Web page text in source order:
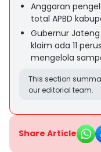
Anggaran
total APBD
Gubernur
klaim ada 11
mengelola
This section
our editorial team.
Share Article